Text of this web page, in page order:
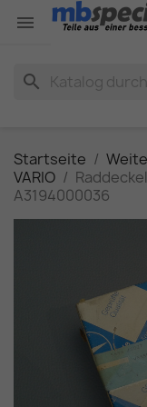

search
Startseite
VARIO
A3194000036